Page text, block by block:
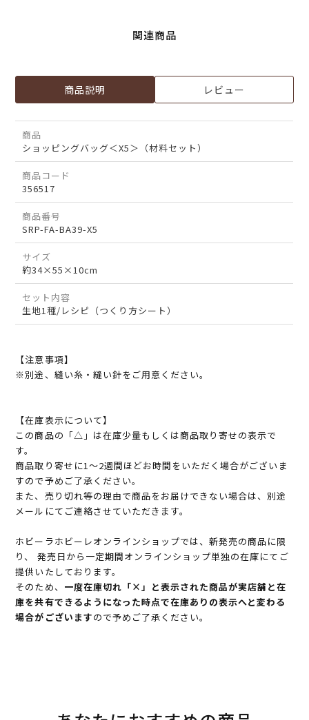
関連商品
商品説明 レビュー
商品
ショッピングバッグ＜X5＞（材料セット）
商品コード
356517
商品番号
SRP-FA-BA39-X5
サイズ
約34×55×10cm
セット内容
生地1種/レシピ（つくり方シート）
【注意事項】
※別途、縫い糸・縫い針をご用意ください。
【在庫表示について】
この商品の「△」は在庫少量もしくは商品取り寄せの表示で
す。
商品取り寄せに1～2週間ほどお時間をいただく場合がございま
すので予めご了承ください。
また、売り切れ等の理由で商品をお届けできない場合は、別途
メールにてご連絡させていただきます。
ホビーラホビーレオンラインショップでは、新発売の商品に限
り、 発売日から一定期間オンラインショップ単独の在庫にてご
提供いたしております。
そのため、 一度在庫切れ「×」と表示された商品が実店舗と在
庫を共有できるようになった時点で在庫ありの表示へと変わる
場合がございますので予めご了承ください。